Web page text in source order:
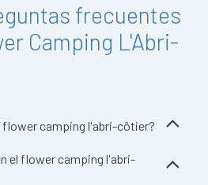
frecuentes
Camping L'Abri-
flower camping l'abri-côtier?
el flower camping l'abri-